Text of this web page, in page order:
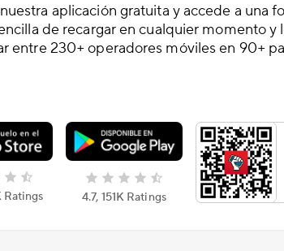
aplicación gratuita y accede a una
de recargar en cualquier momento y
entre 230+ operadores móviles en 90+
Ratings 4.7, 151K Ratings